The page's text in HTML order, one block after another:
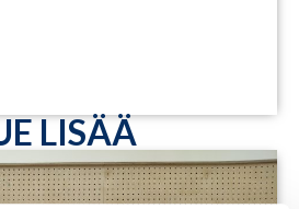
LISÄÄ